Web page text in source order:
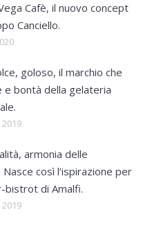
Cafè, il nuovo concept
Canciello.
goloso, il marchio che
e bontà della gelateria
armonia delle
così l’ispirazione per
bistrot di Amalfi.